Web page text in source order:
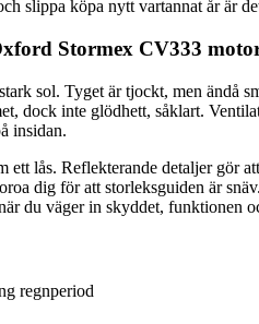
slippa köpa nytt vartannat år är
Stormex CV333
sol. Tyget är tjockt, men ändå
dock inte glödhett, såklart.
insidan.
ett lås. Reflekterande detaljer
dig för att storleksguiden är
du väger in skyddet, funktionen
regnperiod